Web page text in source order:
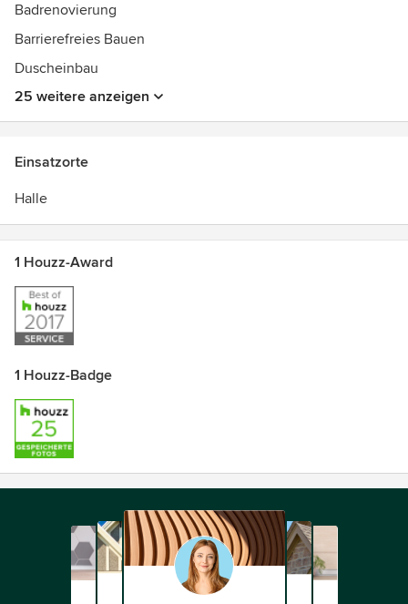
Badrenovierung
Barrierefreies Bauen
Duscheinbau
25 weitere anzeigen
Einsatzorte
Halle
1 Houzz-Award
1 Houzz-Badge